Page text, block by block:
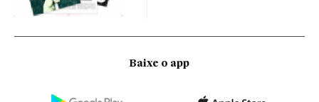
Baixe o app